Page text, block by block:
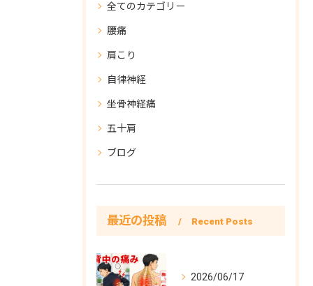
全てのカテゴリー
腰痛
肩こり
自律神経
坐骨神経痛
五十肩
ブログ
最近の投稿 Recent Posts
2026/06/17